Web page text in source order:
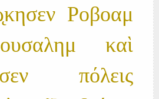
Ροβοαμ
καὶ
πόλεις